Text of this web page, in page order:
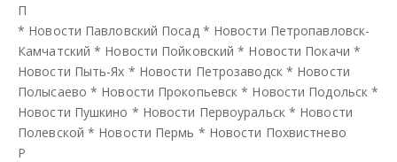
П
* Новости Павловский Посад * Новости Петропавловск-
Камчатский * Новости Пойковский * Новости Покачи *
Новости Пыть-Ях * Новости Петрозаводск * Новости
Полысаево * Новости Прокопьевск * Новости Подольск *
Новости Пушкино * Новости Первоуральск * Новости
Полевской * Новости Пермь * Новости Похвистнево
Р